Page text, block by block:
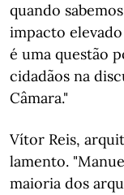
quando
impacto elevado
é uma questão
cidadãos na
Câmara."
Vítor Reis,
lamento.
maioria dos